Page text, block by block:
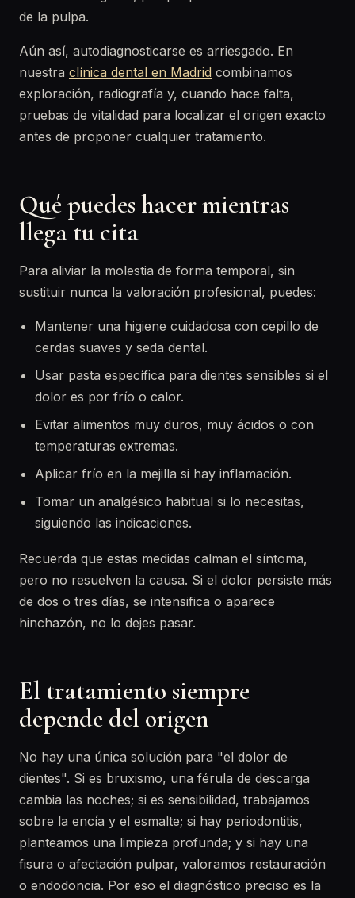
de la pulpa.
Aún así, autodiagnosticarse es arriesgado. En
nuestra clínica dental en Madrid combinamos
exploración, radiografía y, cuando hace falta,
pruebas de vitalidad para localizar el origen exacto
antes de proponer cualquier tratamiento.
Qué puedes hacer mientras
llega tu cita
Para aliviar la molestia de forma temporal, sin
sustituir nunca la valoración profesional, puedes:
Mantener una higiene cuidadosa con cepillo de
cerdas suaves y seda dental.
Usar pasta específica para dientes sensibles si el
dolor es por frío o calor.
Evitar alimentos muy duros, muy ácidos o con
temperaturas extremas.
Aplicar frío en la mejilla si hay inflamación.
Tomar un analgésico habitual si lo necesitas,
siguiendo las indicaciones.
Recuerda que estas medidas calman el síntoma,
pero no resuelven la causa. Si el dolor persiste más
de dos o tres días, se intensifica o aparece
hinchazón, no lo dejes pasar.
El tratamiento siempre
depende del origen
No hay una única solución para "el dolor de
dientes". Si es bruxismo, una férula de descarga
cambia las noches; si es sensibilidad, trabajamos
sobre la encía y el esmalte; si hay periodontitis,
planteamos una limpieza profunda; y si hay una
fisura o afectación pulpar, valoramos restauración
o endodoncia. Por eso el diagnóstico preciso es la